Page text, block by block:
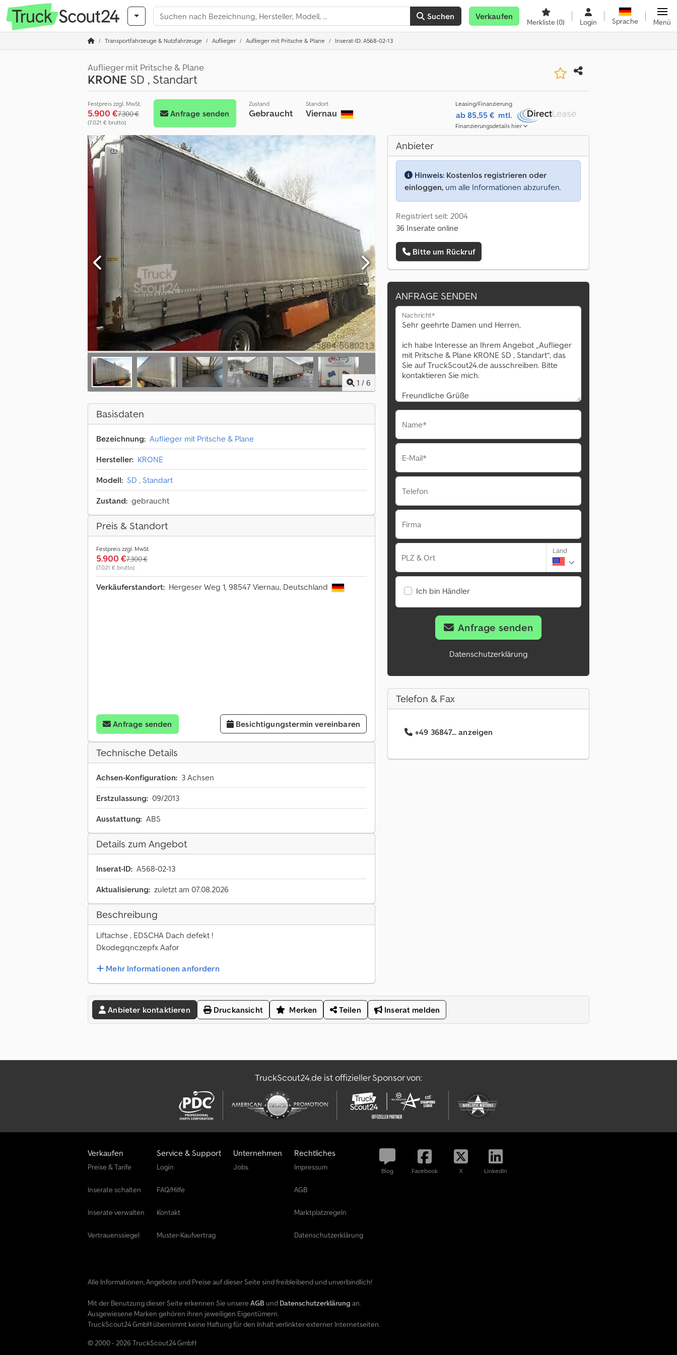
Suchen Verkaufen
Merkliste(0) Login Sprache Menü
Transportfahrzeuge & Nutzfahrzeuge Auflieger Auflieger mit Pritsche & Plane Inserat-ID: A568-02-13
Auflieger mit Pritsche & Plane
KRONE SD , Standart
Festpreis zzgl. MwSt.
5.900 €7.300 €
(7.021 € brutto)
Anfrage senden
Zustand
Gebraucht
Standort
Viernau
Leasing/Finanzierung
ab 85,55 € mtl.
Finanzierungsdetails hier
1 / 6
Basisdaten
Bezeichnung: Auflieger mit Pritsche & Plane
Hersteller: KRONE
Modell: SD , Standart
Zustand: gebraucht
Preis & Standort
Festpreis zzgl. MwSt.
5.900 €7.300 €
(7.021 € brutto)
Verkäuferstandort: Hergeser Weg 1, 98547 Viernau, Deutschland
Anfrage senden Besichtigungstermin vereinbaren
Technische Details
Achsen-Konfiguration: 3 Achsen
Erstzulassung: 09/2013
Ausstattung: ABS
Details zum Angebot
Inserat-ID: A568-02-13
Aktualisierung: zuletzt am 07.08.2026
Beschreibung
Liftachse , EDSCHA Dach defekt !
Dkodegqnczepfx Aafor
Mehr Informationen anfordern
Anbieter
Hinweis: Kostenlos registrieren oder
einloggen, um alle Informationen abzurufen.
Registriert seit: 2004
36 Inserate online
Bitte um Rückruf
ANFRAGE SENDEN
Nachricht*
Name*
E-Mail*
Telefon
Firma
PLZ & Ort
Land
Ich bin Händler
Anfrage senden
Datenschutzerklärung
Telefon & Fax
+49 36847... anzeigen
Anbieter kontaktieren Druckansicht Merken Teilen Inserat melden
TruckScout24.de ist offizieller Sponsor von:
Verkaufen
Preise & Tarife
Inserate schalten
Inserate verwalten
Vertrauenssiegel
Service & Support
Login
FAQ/Hilfe
Kontakt
Muster-Kaufvertrag
Unternehmen
Jobs
Rechtliches
Impressum
AGB
Marktplatzregeln
Datenschutzerklärung
Blog Facebook X LinkedIn
Alle Informationen, Angebote und Preise auf dieser Seite sind freibleibend und unverbindlich!
Mit der Benutzung dieser Seite erkennen Sie unsere AGB und Datenschutzerklärung an.
Ausgewiesene Marken gehören ihren jeweiligen Eigentümern.
TruckScout24 GmbH übernimmt keine Haftung für den Inhalt verlinkter externer Internetseiten.
© 2000 - 2026 TruckScout24 GmbH